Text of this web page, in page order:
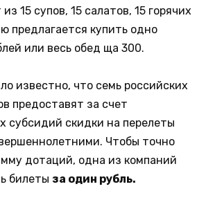
15 супов, 15 салатов, 15 горячих
предлагается купить одно
или весь обед ща 300.
известно, что семь российских
предоставят за счет
субсидий скидки на перелеты
Чтобы точно
дотаций, одна из компаний
билеты за один рубль.